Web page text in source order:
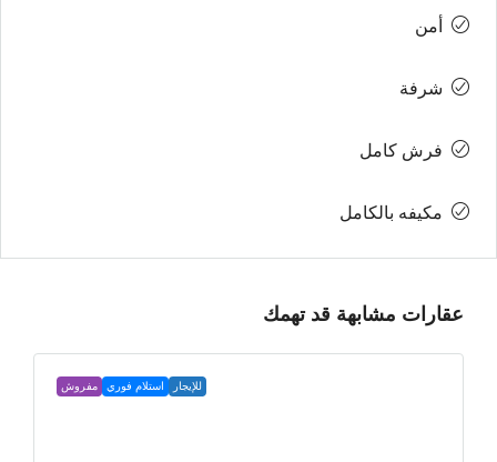
أمن
شرفة
فرش كامل
مكيفه بالكامل
عقارات مشابهة قد تهمك
للإيجار استلام فوري مفروش